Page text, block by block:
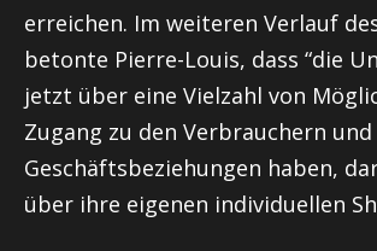
erreichen. Im weiteren Verlauf
betonte Pierre-Louis, dass “die
jetzt über eine Vielzahl von
Zugang zu den Verbrauchern und
Geschäftsbeziehungen haben,
über ihre eigenen individuellen